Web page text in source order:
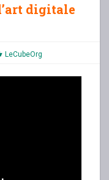
digitale
LeCubeOrg